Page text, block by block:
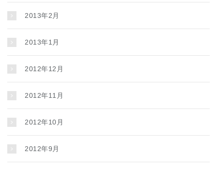
2013年2月
2013年1月
2012年12月
2012年11月
2012年10月
2012年9月